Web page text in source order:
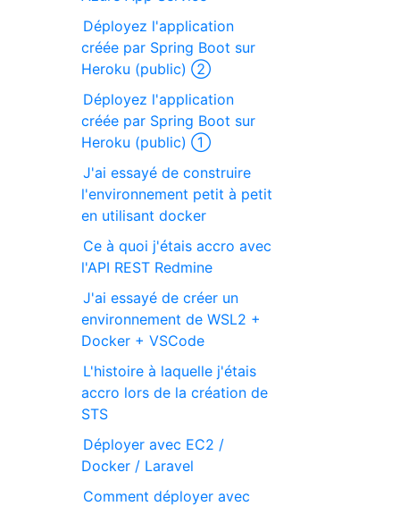
Déployez l'application
créée par Spring Boot sur
Heroku (public) ②
Déployez l'application
créée par Spring Boot sur
Heroku (public) ①
J'ai essayé de construire
l'environnement petit à petit
en utilisant docker
Ce à quoi j'étais accro avec
l'API REST Redmine
J'ai essayé de créer un
environnement de WSL2 +
Docker + VSCode
L'histoire à laquelle j'étais
accro lors de la création de
STS
Déployer avec EC2 /
Docker / Laravel
Comment déployer avec